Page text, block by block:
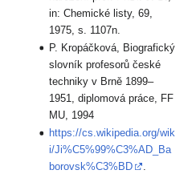
in: Chemické listy, 69,
1975, s. 1107n.
P. Kropáčková, Biografický
slovník profesorů české
techniky v Brně 1899–
1951, diplomová práce, FF
MU, 1994
https://cs.wikipedia.org/wik
i/Ji%C5%99%C3%AD_Ba
borovsk%C3%BD
.